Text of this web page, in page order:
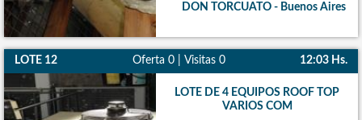
DON TORCUATO - Buenos Aires
LOTE 12 Oferta 0 | Visitas 0 12:03 Hs.
LOTE DE 4 EQUIPOS ROOF TOP
VARIOS COM